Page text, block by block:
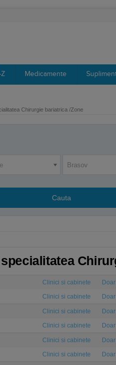
Medicamente
Chirurgie bariatrica /Zone
Brasov
Clinici si cabinete
Clinici si cabinete
Clinici si cabinete
Clinici si cabinete
Clinici si cabinete
Clinici si cabinete